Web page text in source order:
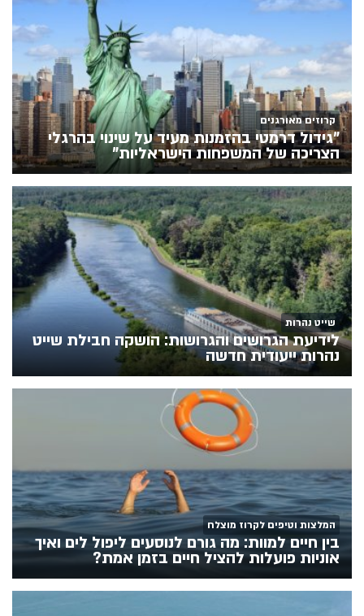
קרוזים מאורגנים
"גידול דרמטי בהזמנות מעיד על שינוי בהרגלי
הצריכה של המשפחות הישראליות"
שייט נהרות
לידיעת הגרושים והגרושות: הושקה חבילת שייט
נהרות ייעודית חדשה
המלצות וטיפים לקרוז מוצלח
בין חיים למוות: מה גורם לנוסעים ליפול לים ואיך
אוניות פועלות להציל חיים בזמן אמת?